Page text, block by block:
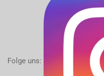
Folge uns: